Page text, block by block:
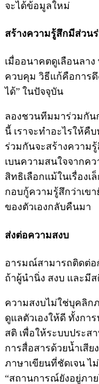
จะได้ข้อมูลใหม่
สร้างความรู้สึกมีส่วน
เมื่ออนาคตดูเลือนลา
ควบคุม วิธีแก้คือการ
ได้” ในปัจจุบัน
ลองชวนทีมมาร่วมกัน
นี้ เราจะทำอะไรให้คื
ร่วมกันจะสร้างความ
เบนความสนใจจากค
สิทธิเลือกแม้ในเรื่องเ
กอบกู้ความรู้สึกว่าเข
ของตัวเองกลับคืนมา
ส่งต่อความสงบ
อารมณ์สามารถติดต่อ
ถ้าผู้นำนิ่ง สงบ และมี
ความสงบไม่ใช่บุคลิก
ดูแลตัวเองให้ดี ทั้งกา
สติ เพื่อให้ระบบประ
การสื่อสารด้วยน้ำเสี
ภาษาเขียนที่ชัดเจน
“สถานการณ์ยังอยู่ภา